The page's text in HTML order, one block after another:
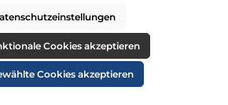
Cookies akzeptieren
Cookies akzeptieren